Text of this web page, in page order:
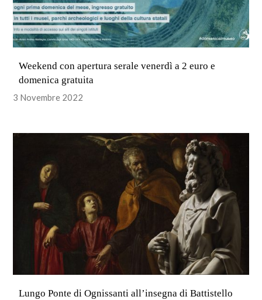
Weekend con apertura serale venerdì a 2 euro e
domenica gratuita
3 Novembre 2022
Lungo Ponte di Ognissanti all’insegna di Battistello